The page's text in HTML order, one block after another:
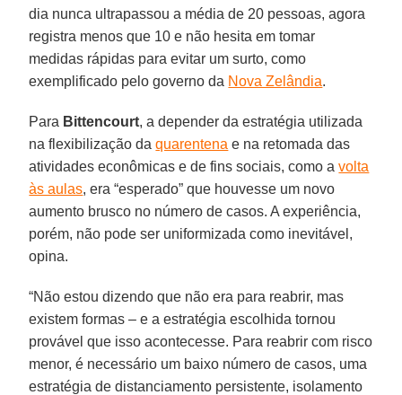
dia nunca ultrapassou a média de 20 pessoas, agora
registra menos que 10 e não hesita em tomar
medidas rápidas para evitar um surto, como
exemplificado pelo governo da Nova Zelândia.
Para Bittencourt, a depender da estratégia utilizada
na flexibilização daquarentena e na retomada das
atividades econômicas e de fins sociais, como avolta
às aulas, era “esperado” que houvesse um novo
aumento brusco no número de casos. A experiência,
porém, não pode ser uniformizada como inevitável,
opina.
“Não estou dizendo que não era para reabrir, mas
existem formas – e a estratégia escolhida tornou
provável que isso acontecesse. Para reabrir com risco
menor, é necessário um baixo número de casos, uma
estratégia de distanciamento persistente, isolamento